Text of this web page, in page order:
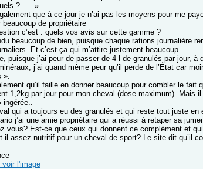
?….. »
que à ce jour je n’ai pas les moyens pour me
de propriétaire
c’est : quels vos avis sur cette gamme ?
beaucoup de bien, puisque chaque rations journalière
Et c’est ça qui m’attire justement beaucoup.
puisque j’ai peur de passer de 4 l de granulés par jour,
j’ai quand même peur qu’il perde de l’État car
».
qu’il faille en donner beaucoup pour combler le fait
1,2kg par jour pour mon cheval (dose maximum).
ingérée..
qui a toujours eu des granulés et qui reste tout juste
j’ai une amie propriétaire qui a réussi à retaper sa
vous? Est-ce que ceux qui donnent ce complément et
il assez nutritif pour un cheval de sport? Le site dit qu’il
voir l'image